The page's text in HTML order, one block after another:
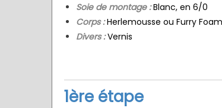
Soie de montage : Blanc, en 6/0
Corps : Herlemousse ou Furry
Divers : Vernis
1ère étape